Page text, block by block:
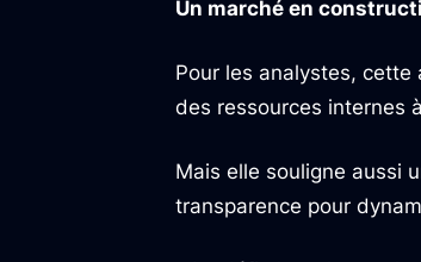
Un marché en
Pour les analystes, cette
des ressources internes
Mais elle souligne aussi
transparence pour